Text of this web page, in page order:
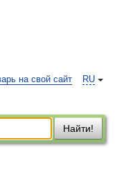
RU
на свой сайт
Найти!